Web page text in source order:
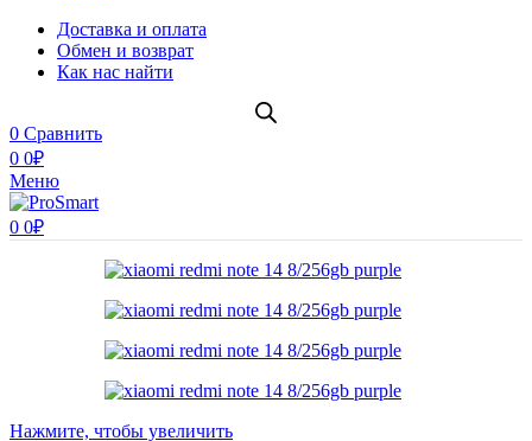
Доставка и оплата
Обмен и возврат
Как нас найти
0 Сравнить
0 0₽
Меню
0 0₽
Нажмите, чтобы увеличить